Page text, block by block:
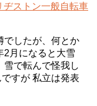
ヂストン一般自転車
でしたが、何とか
2月になると大雪
雪で転んで怪我し
すが 私立は発表